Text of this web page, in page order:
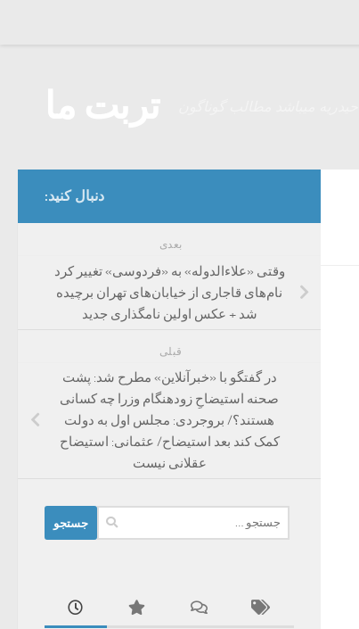
دنبال کنید:
بعدی
وقتی «علاءالدوله» به «فردوسی» تغییر کرد
نام‌های قاجاری از خیابان‌های تهران برچیده
شد + عکس اولین نامگذاری جدید
قبلی
در گفتگو با «خبرآنلاین» مطرح شد: پشت
صحنه استیضاحِ زودهنگام وزرا چه کسانی
هستند؟/ بروجردی: مجلس اول به دولت
کمک کند بعد استیضاح/ عثمانی: استیضاح
عقلانی نیست
برای: